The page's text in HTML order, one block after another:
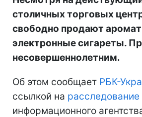
столичных торговых
свободно продают
электронные сигареты.
несовершеннолетним.
Об этом сообщает РБК-
ссылкой на расследование
информационного